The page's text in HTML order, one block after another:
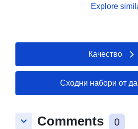
Explore
Качество
Сходни набори от
keyboard_arrow_down Comments 0